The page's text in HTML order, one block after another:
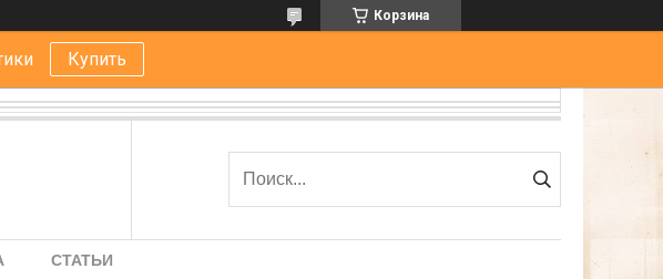
Корзина
Купить
СТАТЬИ